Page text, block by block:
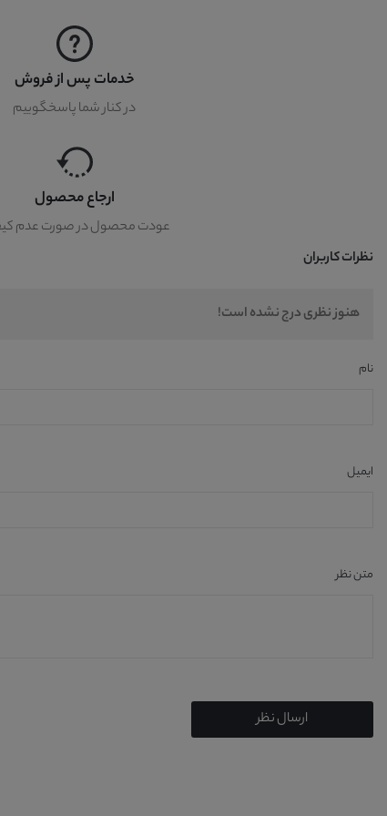
خدمات پس از فروش
در کنار شما پاسخگوییم
ارجاع محصول
عودت محصول در صورت عدم
نظرات کاربران
هنوز نظری درج نشده است!
نام
ایمیل
متن نظر
ارسال نظر